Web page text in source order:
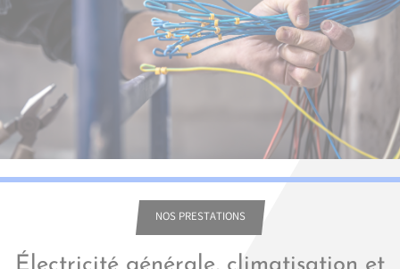
NOS PRESTATIONS